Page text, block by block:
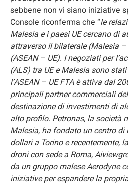
sebbene non vi siano iniziative
Console riconferma che “le
Malesia e i paesi UE cercano di
attraverso il bilaterale (Malesia
(ASEAN – UE). I negoziati per
(ALS) tra UE e Malesia sono
l’ASEAN – UE FTA è attiva dal
principali partner commerciali
destinazione di investimenti di
alto profilo. Petronas, la società
Malesia, ha fondato un centro
dollari a Torino e recentemente,
droni con sede a Roma,
da un gruppo malese Aerodyne
iniziative per espandere la